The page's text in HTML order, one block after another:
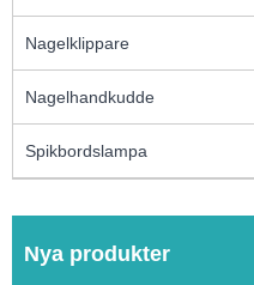
Nagelklippare
Nagelhandkudde
Spikbordslampa
Nya produkter